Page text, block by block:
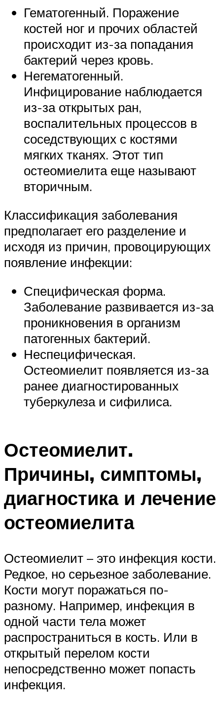
Гематогенный. Поражение
костей ног и прочих областей
происходит из-за попадания
бактерий через кровь.
Негематогенный.
Инфицирование наблюдается
из-за открытых ран,
воспалительных процессов в
соседствующих с костями
мягких тканях. Этот тип
остеомиелита еще называют
вторичным.
Классификация заболевания
предполагает его разделение и
исходя из причин, провоцирующих
появление инфекции:
Специфическая форма.
Заболевание развивается из-за
проникновения в организм
патогенных бактерий.
Неспецифическая.
Остеомиелит появляется из-за
ранее диагностированных
туберкулеза и сифилиса.
Остеомиелит.
Причины, симптомы,
диагностика и лечение
остеомиелита
​Остеомиелит – это инфекция кости.
Редкое, но серьезное заболевание.
Кости могут поражаться по-
разному. Например, инфекция в
одной части тела может
распространиться в кость. Или в
открытый перелом кости
непосредственно может попасть
инфекция.